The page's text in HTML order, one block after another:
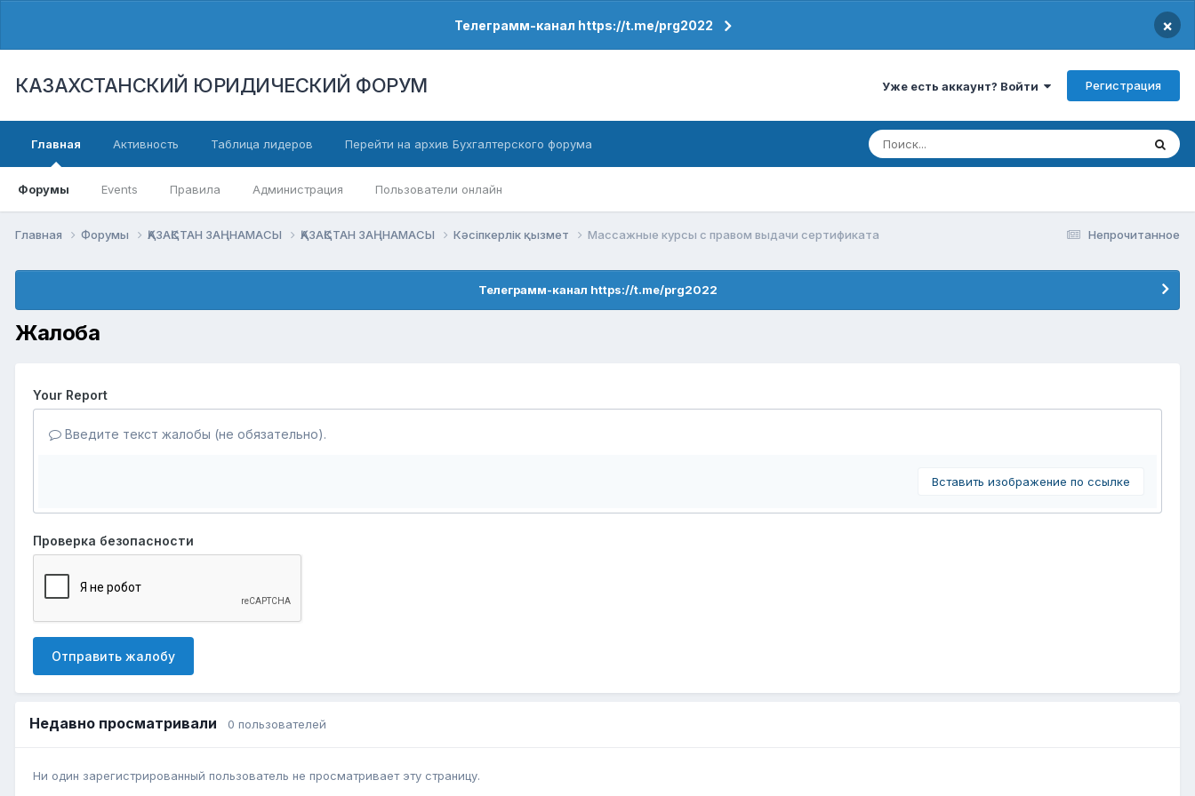
Телеграмм-канал https://t.me/prg2022 ×
КАЗАХСТАНСКИЙ ЮРИДИЧЕСКИЙ ФОРУМ Уже есть аккаунт? Войти Регистрация
Главная
Форумы Events Правила Администрация Пользователи онлайн
Активность Таблица лидеров Перейти на архив Бухгалтерского форума
Непрочитанное
Главная Форумы ҚАЗАҚСТАН ЗАҢНАМАСЫ ҚАЗАҚСТАН ЗАҢНАМАСЫ Кәсіпкерлік қызмет Массажные курсы с правом выдачи сертификата
Телеграмм-канал https://t.me/prg2022
Жалоба
Your Report
Введите текст жалобы (не обязательно).
Вставить изображение по ссылке
Проверка безопасности
Отправить жалобу
Недавно просматривали 0 пользователей
Ни один зарегистрированный пользователь не просматривает эту страницу.